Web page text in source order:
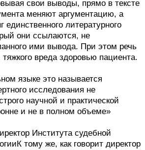
свои выводы, прямо в тексте
меняют аргументацию, а
единственного литературного
они ссылаются, не
ими вывода. При этом речь
вреда здоровью пациента.
языке это называется
исследования не
научной и практической
и не в полном объеме»
Института судебной
тому же, как говорит директор